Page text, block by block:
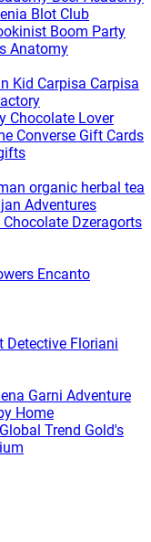
Blot Club
Boom Party
Anatomy
Kid Carpisa Carpisa
Chocolate Lover
Converse Gift Cards
organic herbal tea
Adventures
Chocolate Dzeragorts
Encanto
Detective Floriani
Garni Adventure
Home
Global Trend Gold's